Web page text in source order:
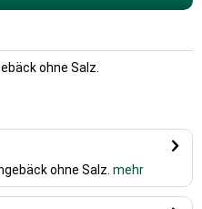
ohne Salz.
ohne Salz. mehr